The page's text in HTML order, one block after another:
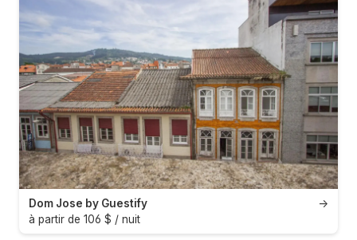
→
Dom Jose by Guestify
à partir de 106 $ / nuit